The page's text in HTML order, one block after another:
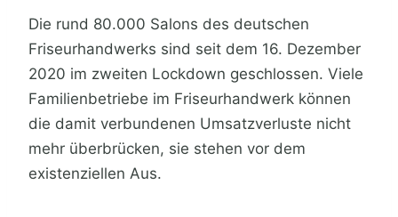
Die rund 80.000 Salons des deutschen
Friseurhandwerks sind seit dem 16. Dezember
2020 im zweiten Lockdown geschlossen. Viele
Familienbetriebe im Friseurhandwerk können
die damit verbundenen Umsatzverluste nicht
mehr überbrücken, sie stehen vor dem
existenziellen Aus.